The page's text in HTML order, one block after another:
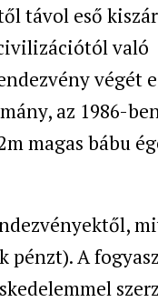
távol eső
való
végét
az 1986-
magas bábu
pénzt). A